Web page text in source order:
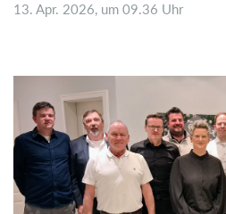
13. Apr. 2026, um 09.36 Uhr